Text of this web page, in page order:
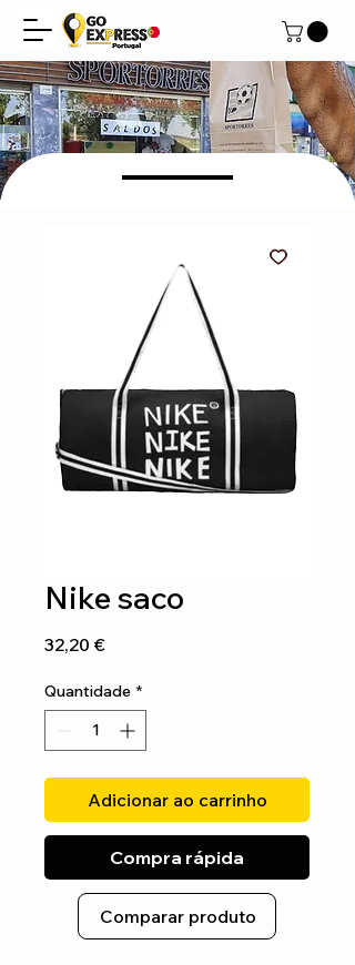
Nike saco
32,20 €Preço
Quantidade *
Adicionar ao carrinho
Compra rápida
Comparar produto